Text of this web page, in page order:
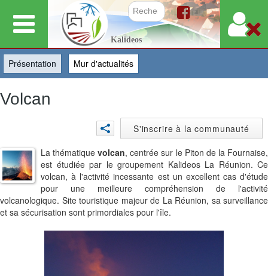
Aller
au
contenu
principal
Kalideos
Présentation (onglet actif)
Mur d'actualités
Volcan
S'inscrire à la communauté
La thématiquevolcan, centrée sur le Piton de la Fournaise,
est étudiée par le groupement Kalideos La Réunion. Ce
volcan, à l'activité incessante est un excellent cas d'étude
pour une meilleure compréhension de l'activité
volcanologique. Site touristique majeur de La Réunion, sa surveillance
et sa sécurisation sont primordiales pour l'île.